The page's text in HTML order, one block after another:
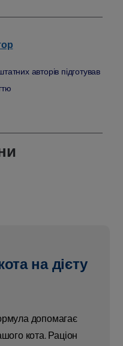
авторів підготував
на дієту
допомагає
кота. Раціон